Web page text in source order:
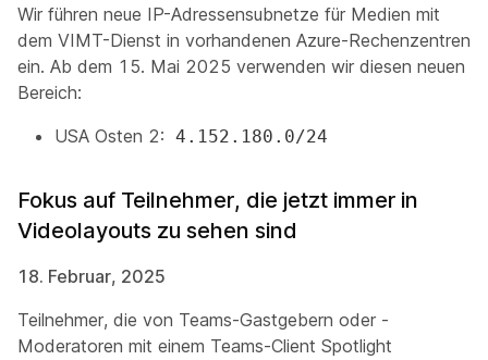
Wir führen neue IP-Adressensubnetze für Medien mit
dem VIMT-Dienst in vorhandenen Azure-Rechenzentren
ein. Ab dem 15. Mai 2025 verwenden wir diesen neuen
Bereich:
USA Osten 2: 4.152.180.0/24
Fokus auf Teilnehmer, die jetzt immer in
Videolayouts zu sehen sind
18. Februar, 2025
Teilnehmer, die von Teams-Gastgebern oder -
Moderatoren mit einem Teams-Client Spotlight